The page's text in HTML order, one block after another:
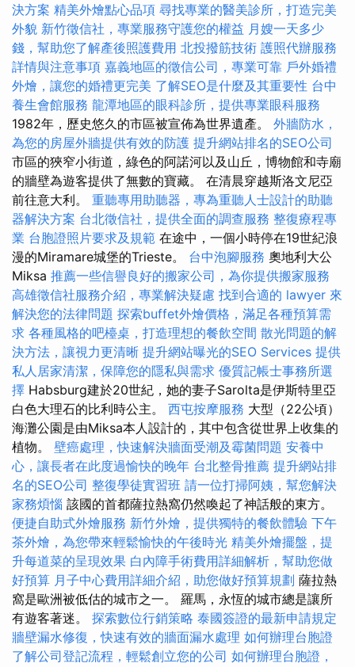
決方案 精美外燴點心品項 尋找專業的醫美診所，打造完美
外貌 新竹徵信社，專業服務守護您的權益 月嫂一天多少
錢，幫助您了解產後照護費用 北投撥筋技術 護照代辦服務
詳情與注意事項 嘉義地區的徵信公司，專業可靠 戶外婚禮
外燴，讓您的婚禮更完美 了解SEO是什麼及其重要性 台中
養生會館服務 龍潭地區的眼科診所，提供專業眼科服務
1982年，歷史悠久的市區被宣佈為世界遺產。 外牆防水，
為您的房屋外牆提供有效的防護 提升網站排名的SEO公司
市區的狹窄小街道，綠色的阿諾河以及山丘，博物館和寺廟
的牆壁為遊客提供了無數的寶藏。 在清晨穿越斯洛文尼亞
前往意大利。 重聽專用助聽器，專為重聽人士設計的助聽
器解決方案 台北徵信社，提供全面的調查服務 整復療程專
業 台胞證照片要求及規範 在途中，一個小時停在19世紀浪
漫的Miramare城堡的Trieste。 台中泡腳服務 奧地利大公
Miksa 推薦一些信譽良好的搬家公司，為你提供搬家服務
高雄徵信社服務介紹，專業解決疑慮 找到合適的 lawyer 來
解決您的法律問題 探索buffet外燴價格，滿足各種預算需
求 各種風格的吧檯桌，打造理想的餐飲空間 散光問題的解
決方法，讓視力更清晰 提升網站曝光的SEO Services 提供
私人居家清潔，保障您的隱私與需求 優質記帳士事務所選
擇 Habsburg建於20世紀，她的妻子Sarolta是伊斯特里亞
白色大理石的比利時公主。 西屯按摩服務 大型（22公頃）
海灘公園是由Miksa本人設計的，其中包含從世界上收集的
植物。 壁癌處理，快速解決牆面受潮及霉菌問題 安養中
心，讓長者在此度過愉快的晚年 台北整骨推薦 提升網站排
名的SEO公司 整復學徒實習班 請一位打掃阿姨，幫您解決
家務煩惱 該國的首都薩拉熱窩仍然喚起了神話般的東方。
便捷自助式外燴服務 新竹外燴，提供獨特的餐飲體驗 下午
茶外燴，為您帶來輕鬆愉快的午後時光 精美外燴擺盤，提
升每道菜的呈現效果 白內障手術費用詳細解析，幫助您做
好預算 月子中心費用詳細介紹，助您做好預算規劃 薩拉熱
窩是歐洲被低估的城市之一。 羅馬，永恆的城市總是讓所
有遊客著迷。 探索數位行銷策略 泰國簽證的最新申請規定
牆壁漏水修復，快速有效的牆面漏水處理 如何辦理台胞證
了解公司登記流程，輕鬆創立您的公司 如何辦理台胞證，